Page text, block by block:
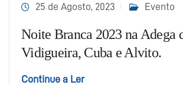
25 de Agosto, 2023 Evento
Noite Branca 2023 na Adega
Vidigueira, Cuba e Alvito.
Continue a Ler